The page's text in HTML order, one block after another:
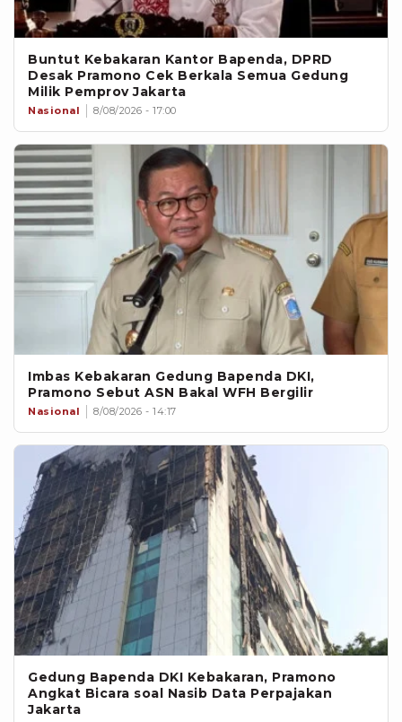
Buntut Kebakaran Kantor Bapenda, DPRD
Desak Pramono Cek Berkala Semua Gedung
Milik Pemprov Jakarta
Nasional 8/08/2026 - 17:00
Imbas Kebakaran Gedung Bapenda DKI,
Pramono Sebut ASN Bakal WFH Bergilir
Nasional 8/08/2026 - 14:17
Gedung Bapenda DKI Kebakaran, Pramono
Angkat Bicara soal Nasib Data Perpajakan
Jakarta